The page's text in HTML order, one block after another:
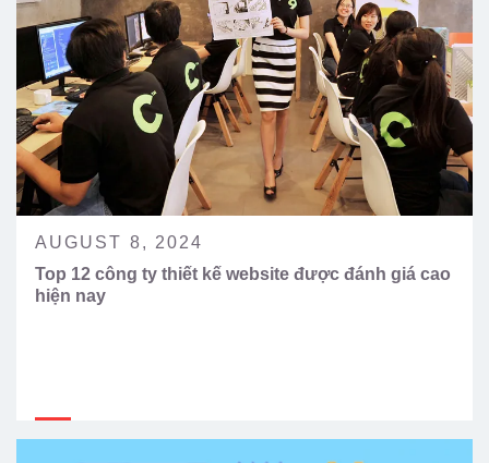
AUGUST 8, 2024
Top 12 công ty thiết kế website được đánh giá cao
hiện nay